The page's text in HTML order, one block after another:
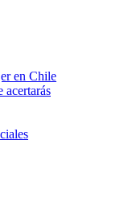
en Chile
acertarás